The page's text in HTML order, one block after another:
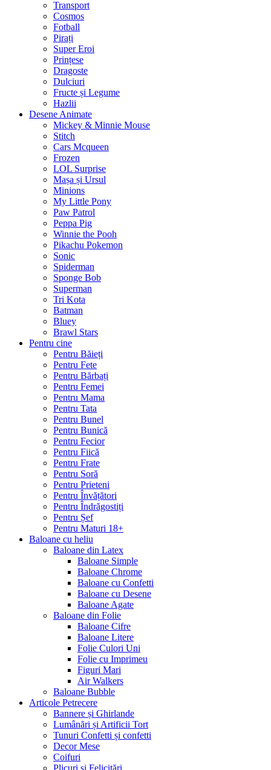
Transport
Cosmos
Fotball
Pirați
Super Eroi
Prințese
Dragoste
Dulciuri
Fructe și Legume
Hazlii
Desene Animate
Mickey & Minnie Mouse
Stitch
Cars Mcqueen
Frozen
LOL Surprise
Mașa și Ursul
Minions
My Little Pony
Paw Patrol
Peppa Pig
Winnie the Pooh
Pikachu Pokemon
Sonic
Spiderman
Sponge Bob
Superman
Tri Kota
Batman
Bluey
Brawl Stars
Pentru cine
Pentru Băieți
Pentru Fete
Pentru Bărbați
Pentru Femei
Pentru Mama
Pentru Tata
Pentru Bunel
Pentru Bunică
Pentru Fecior
Pentru Fiică
Pentru Frate
Pentru Soră
Pentru Prieteni
Pentru Învățători
Pentru Îndrăgostiți
Pentru Șef
Pentru Maturi 18+
Baloane cu heliu
Baloane din Latex
Baloane Simple
Baloane Chrome
Baloane cu Confetti
Baloane cu Desene
Baloane Agate
Baloane din Folie
Baloane Cifre
Baloane Litere
Folie Culori Uni
Folie cu Imprimeu
Figuri Mari
Air Walkers
Baloane Bubble
Articole Petrecere
Bannere și Ghirlande
Lumânări și Artificii Tort
Tunuri Confetti și confetti
Decor Mese
Coifuri
Plicuri şi Felicitări